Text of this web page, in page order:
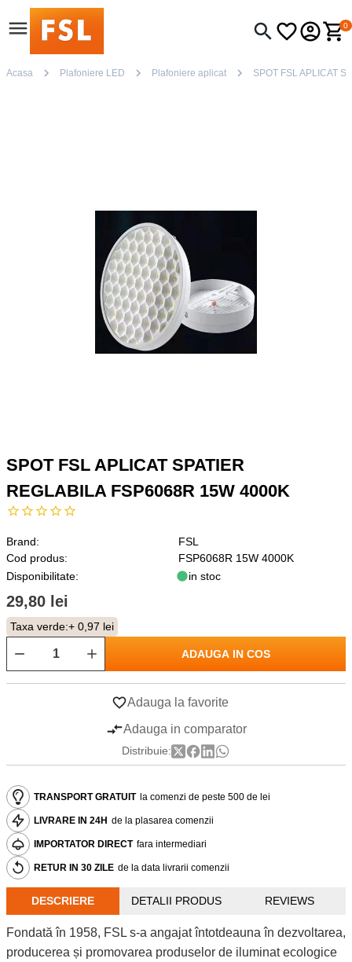
0
Acasa Plafoniere LED Plafoniere aplicat SPOT FSL APLICAT
SPOT FSL APLICAT SPATIER
REGLABILA FSP6068R 15W 4000K
Brand:
FSL
Cod produs:
FSP6068R 15W 4000K
Disponibilitate:
in stoc
29,80 lei
Taxa verde:+ 0,97 lei
ADAUGA IN COS
Adauga la favorite
Adauga in comparator
Distribuie:
TRANSPORT GRATUIT la comenzi de peste 500 de lei
LIVRARE IN 24H de la plasarea comenzii
IMPORTATOR DIRECT fara intermediari
RETUR IN 30 ZILE de la data livrarii comenzii
DESCRIERE DETALII PRODUS REVIEWS
Fondată în 1958, FSL s-a angajat întotdeauna în dezvoltarea,
producerea și promovarea produselor de iluminat ecologice